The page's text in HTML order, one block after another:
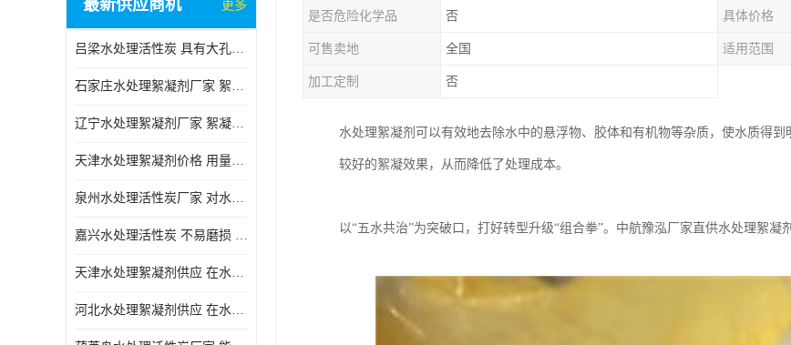
块状活性炭
最新供应商机 更多
吕梁水处理活性炭 具有大孔结构 适用于多种水处理工艺和需求
石家庄水处理絮凝剂厂家 絮凝速度快 便于后续的沉淀和过滤处理
辽宁水处理絮凝剂厂家 絮凝效果好 使水质得到明显的改善
天津水处理絮凝剂价格 用量相对较少 便于后续的沉淀和过滤处理
泉州水处理活性炭厂家 对水中的微小颗粒有较好的去除效果
嘉兴水处理活性炭 不易磨损 碎裂和粉化 能够吸附大分子有机物
天津水处理絮凝剂供应 在水中的稳定性较好 絮凝速度快
河北水处理絮凝剂供应 在水中的稳定性较好 用量相对较少
是否危险化学品 否 具体价格
可售卖地 全国 适用范围
加工定制 否
水处理絮凝剂可以有效地去除水中的悬浮物、胶体和有机物等杂质，使水质得
较好的絮凝效果，从而降低了处理成本。
以“五水共治”为突破口，打好转型升级“组合拳”。中航豫泓厂家直供水处理絮凝剂